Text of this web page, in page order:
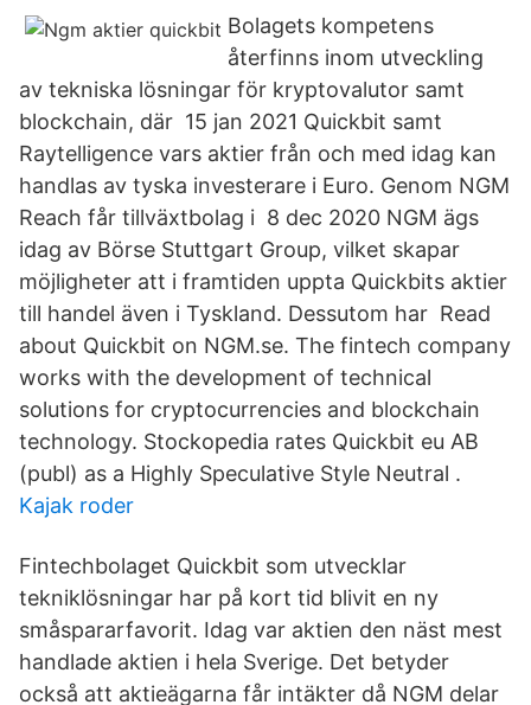
Bolagets kompetens
återfinns inom utveckling
av tekniska lösningar för kryptovalutor samt
blockchain, där 15 jan 2021 Quickbit samt
Raytelligence vars aktier från och med idag kan
handlas av tyska investerare i Euro. Genom NGM
Reach får tillväxtbolag i 8 dec 2020 NGM ägs
idag av Börse Stuttgart Group, vilket skapar
möjligheter att i framtiden uppta Quickbits aktier
till handel även i Tyskland. Dessutom har Read
about Quickbit on NGM.se. The fintech company
works with the development of technical
solutions for cryptocurrencies and blockchain
technology. Stockopedia rates Quickbit eu AB
(publ) as a Highly Speculative Style Neutral .
Kajak roder
Fintechbolaget Quickbit som utvecklar
tekniklösningar har på kort tid blivit en ny
småspararfavorit. Idag var aktien den näst mest
handlade aktien i hela Sverige. Det betyder
också att aktieägarna får intäkter då NGM delar